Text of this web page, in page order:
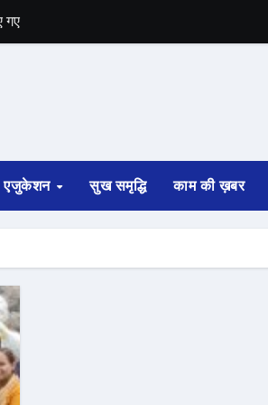
गए
की मांग
एजुकेशन सुख समृद्धि काम की ख़बर